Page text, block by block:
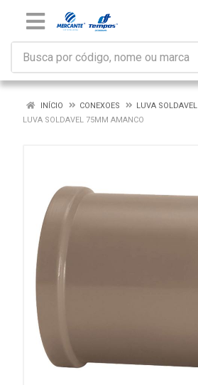
INÍCIO CONEXOES
LUVA SOLDAVEL
LUVA SOLDAVEL 75MM AMANCO